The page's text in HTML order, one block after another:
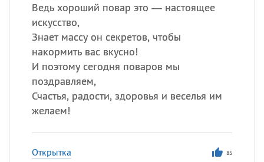
Ведь хороший повар это — настоящее
искусство,
Знает массу он секретов, чтобы
накормить вас вкусно!
И поэтому сегодня поваров мы
поздравляем,
Счастья, радости, здоровья и веселья им
желаем!
Открытка 85